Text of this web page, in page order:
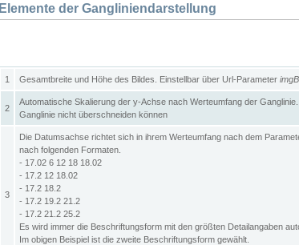
Elemente der Gangliniendarstellung
1 Gesamtbreite und Höhe des Bildes. Einstellbar über Url-Parameter
2
Automatische Skalierung der y-Achse nach Werteumfang der
Ganglinie nicht überschneiden können
3
Die Datumsachse richtet sich in ihrem Werteumfang nach dem
nach folgenden Formaten.
- 17.02 6 12 18 18.02
- 17.2 12 18.02
- 17.2 18.2
- 17.2 19.2 21.2
- 17.2 21.2 25.2
Es wird immer die Beschriftungsform mit den größten Detailangaben
Im obigen Beispiel ist die zweite Beschriftungsform gewählt.